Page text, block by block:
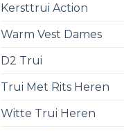
Kersttrui Action
Warm Vest Dames
D2 Trui
Trui Met Rits Heren
Witte Trui Heren